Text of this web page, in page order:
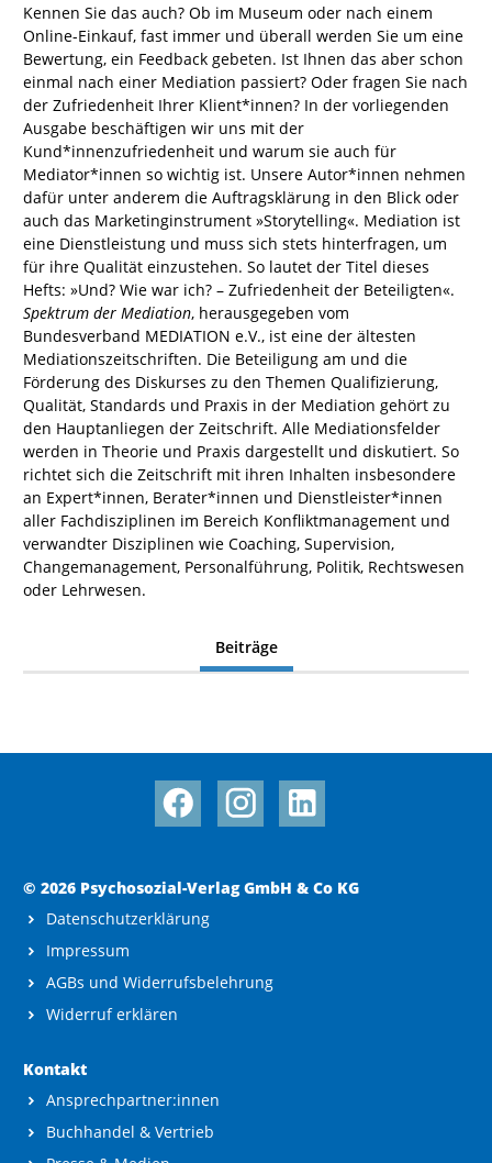
Kennen Sie das auch? Ob im Museum oder nach einem
Online-Einkauf, fast immer und überall werden Sie um eine
Bewertung, ein Feedback gebeten. Ist Ihnen das aber schon
einmal nach einer Mediation passiert? Oder fragen Sie nach
der Zufriedenheit Ihrer Klient*innen? In der vorliegenden
Ausgabe beschäftigen wir uns mit der
Kund*innenzufriedenheit und warum sie auch für
Mediator*innen so wichtig ist. Unsere Autor*innen nehmen
dafür unter anderem die Auftragsklärung in den Blick oder
auch das Marketinginstrument »Storytelling«. Mediation ist
eine Dienstleistung und muss sich stets hinterfragen, um
für ihre Qualität einzustehen. So lautet der Titel dieses
Hefts: »Und? Wie war ich? – Zufriedenheit der Beteiligten«.
Spektrum der Mediation, herausgegeben vom
Bundesverband MEDIATION e.V., ist eine der ältesten
Mediationszeitschriften. Die Beteiligung am und die
Förderung des Diskurses zu den Themen Qualifizierung,
Qualität, Standards und Praxis in der Mediation gehört zu
den Hauptanliegen der Zeitschrift. Alle Mediationsfelder
werden in Theorie und Praxis dargestellt und diskutiert. So
richtet sich die Zeitschrift mit ihren Inhalten insbesondere
an Expert*innen, Berater*innen und Dienstleister*innen
aller Fachdisziplinen im Bereich Konfliktmanagement und
verwandter Disziplinen wie Coaching, Supervision,
Changemanagement, Personalführung, Politik, Rechtswesen
oder Lehrwesen.
Beiträge
© 2026 Psychosozial-Verlag GmbH & Co KG
Datenschutzerklärung
Impressum
AGBs und Widerrufsbelehrung
Widerruf erklären
Kontakt
Ansprechpartner:innen
Buchhandel & Vertrieb